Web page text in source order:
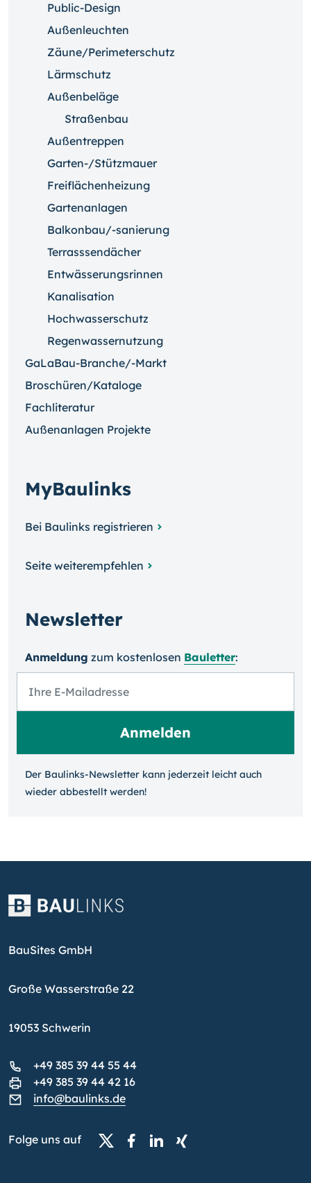
Public-Design
Außenleuchten
Zäune/Perimeterschutz
Lärmschutz
Außenbeläge
Straßenbau
Außentreppen
Garten-/Stützmauer
Freiflächenheizung
Gartenanlagen
Balkonbau/-sanierung
Terrasssendächer
Entwässerungsrinnen
Kanalisation
Hochwasserschutz
Regenwassernutzung
GaLaBau-Branche/-Markt
Broschüren/Kataloge
Fachliteratur
Außenanlagen Projekte
MyBaulinks
Bei Baulinks registrieren
Seite weiterempfehlen
Newsletter
Anmeldung zum kosten­losen Bauletter:
Der Baulinks-Newsletter kann jeder­zeit leicht auch
wieder ab­bestellt werden!
BauSites GmbH
Große Wasserstraße 22
19053 Schwerin
+49 385 39 44 55 44
+49 385 39 44 42 16
info@baulinks.de
Folge uns auf